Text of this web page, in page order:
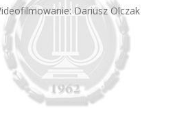
Dariusz Olczak